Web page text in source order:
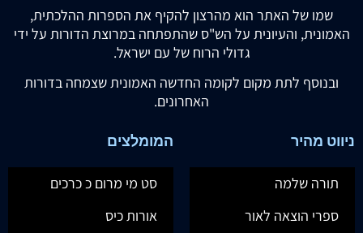
שמו של האתר הוא מהרצון להקיף את הספרות ההלכתית,
האמונית, והעיונית על הש"ס שהתפתחה במרוצת הדורות על ידי
גדולי הרוח של עם ישראל.
ובנוסף לתת מקום לקומה החדשה האמונית שצמחה בדורות
האחרונים.
ניווט מהיר
תורה שלמה
ספרי הוצאה לאור
המומלצים
סט מי מרום כ כרכים
אורות כיס